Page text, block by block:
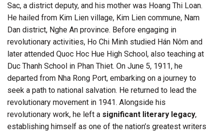
Sac, a district deputy, and his mother was Hoang Thi Loan.
He hailed from Kim Lien village, Kim Lien commune, Nam
Dan district, Nghe An province. Before engaging in
revolutionary activities, Ho Chi Minh studied Hán Nôm and
later attended Quoc Hoc Hue High School, also teaching at
Duc Thanh School in Phan Thiet. On June 5, 1911, he
departed from Nha Rong Port, embarking on a journey to
seek a path to national salvation. He returned to lead the
revolutionary movement in 1941. Alongside his
revolutionary work, he left a significant literary legacy,
establishing himself as one of the nation’s greatest writers